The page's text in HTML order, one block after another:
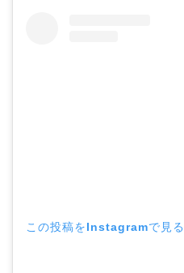
この投稿をInstagramで見る